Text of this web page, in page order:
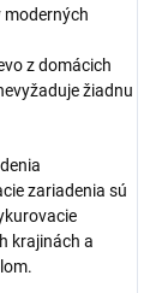
moderných
z domácich
žiadnu
zariadenia sú
krajinách a